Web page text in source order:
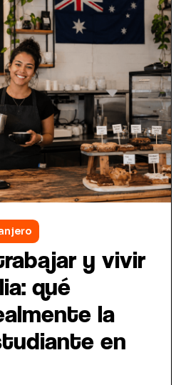
y vivir
qué
la
en